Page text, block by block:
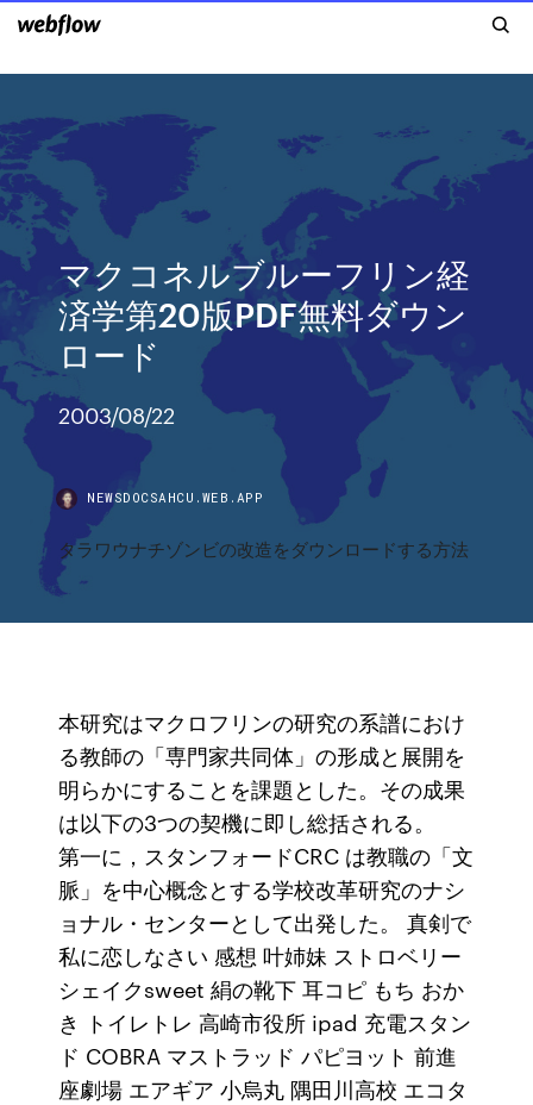
マクコネルブルーフリン経
済学第20版PDF無料ダウン
ロード
2003/08/22
NEWSDOCSAHCU.WEB.APP
タラワウナチゾンビの改造をダウンロードする方法
本研究はマクロフリンの研究の系譜におけ
る教師の「専門家共同体」の形成と展開を
明らかにすることを課題とした。その成果
は以下の3つの契機に即し総括される。
第一に，スタンフォードCRC は教職の「文
脈」を中心概念とする学校改革研究のナシ
ョナル・センターとして出発した。 真剣で
私に恋しなさい 感想 叶姉妹 ストロベリー
シェイクsweet 絹の靴下 耳コピ もち おか
き トイレトレ 高崎市役所 ipad 充電スタン
ド COBRA マストラッド パピヨット 前進
座劇場 エアギア 小烏丸 隅田川高校 エコタ